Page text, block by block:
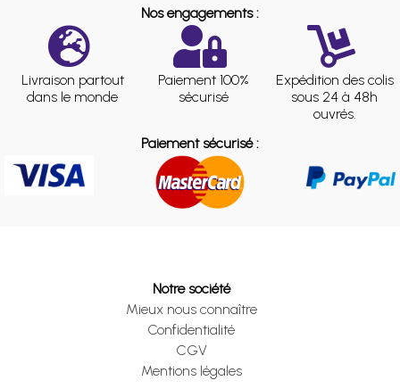
Nos engagements :
Livraison partout
dans le monde
Paiement 100%
sécurisé
Expédition des colis
sous 24 à 48h
ouvrés.
Paiement sécurisé :
Notre société
Mieux nous connaître
Confidentialité
CGV
Mentions légales